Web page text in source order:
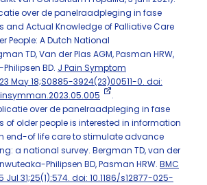
over de panelraadpleging in fase
and Actual Knowledge of Palliative Care
People: A Dutch National
TD, Van der Plas AGM, Pasman HRW,
BD. J Pain Symptom
May 18;S0885-3924(23)00511-0. doi:
.
over de panelraadpleging in fase
of older people is interested in information
end-of life care to stimulate advance
a national survey. Bergman TD, van der
Philipsen BD, Pasman HRW. BMC
Jul 31;25(1):574. doi: 10.1186/s12877-025-